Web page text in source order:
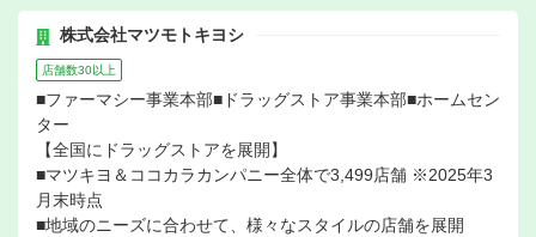
株式会社マツモトキヨシ
店舗数30以上
■ファーマシー事業本部■ドラッグストア事業本部■ホームセン
ター
【全国にドラッグストアを展開】
■マツキヨ＆ココカラカンパニー全体で3,499店舗 ※2025年3
月末時点
■地域のニーズに合わせて、様々なスタイルの店舗を展開